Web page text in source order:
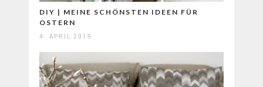
DIY | MEINE SCHÖNSTEN IDEEN FÜR
OSTERN
4. APRIL 2019